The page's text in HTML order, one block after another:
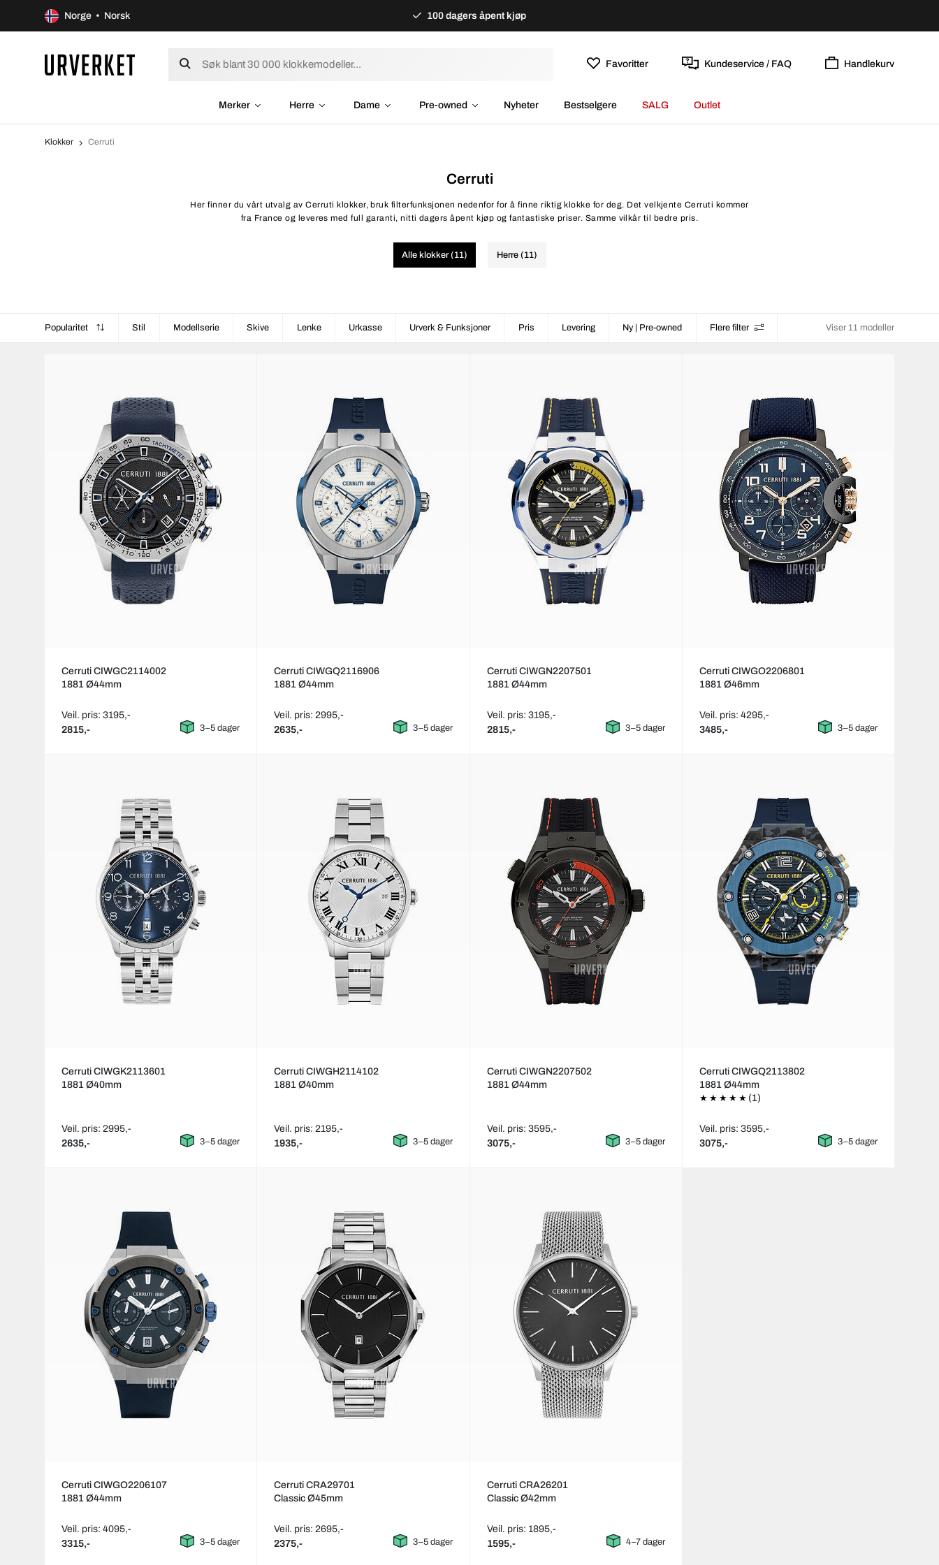
Norge • Norsk 100 dagers åpent kjøp
Favoritter Kundeservice / FAQ Handlekurv
Merker Herre Dame Pre-owned Nyheter Bestselgere SALG Outlet
Klokker Cerruti
Cerruti
Her finner du vårt utvalg av Cerruti klokker, bruk filterfunksjonen nedenfor for å finne riktig klokke for deg. Det velkjente Cerruti kommer
fra France og leveres med full garanti, nitti dagers åpent kjøp og fantastiske priser. Samme vilkår til bedre pris.
Alle klokker (11) Herre (11)
Popularitet Stil Modellserie Skive Lenke Urkasse Urverk & Funksjoner Pris Levering Ny | Pre-owned Flere filter Viser 11 modeller
Cerruti CIWGC2114002
1881 Ø44mm
Veil. pris: 3195,-
2815,- 3–5 dager
Cerruti CIWGQ2116906
1881 Ø44mm
Veil. pris: 2995,-
2635,- 3–5 dager
Cerruti CIWGN2207501
1881 Ø44mm
Veil. pris: 3195,-
2815,- 3–5 dager
Cerruti CIWGO2206801
1881 Ø46mm
Veil. pris: 4295,-
3485,- 3–5 dager
Cerruti CIWGK2113601
1881 Ø40mm
Veil. pris: 2995,-
2635,- 3–5 dager
Cerruti CIWGH2114102
1881 Ø40mm
Veil. pris: 2195,-
1935,- 3–5 dager
Cerruti CIWGN2207502
1881 Ø44mm
Veil. pris: 3595,-
3075,- 3–5 dager
Cerruti CIWGQ2113802
1881 Ø44mm
(1)
Veil. pris: 3595,-
3075,- 3–5 dager
Cerruti CIWGO2206107
1881 Ø44mm
Veil. pris: 4095,-
3315,- 3–5 dager
Cerruti CRA29701
Classic Ø45mm
Veil. pris: 2695,-
2375,- 3–5 dager
Cerruti CRA26201
Classic Ø42mm
Veil. pris: 1895,-
1595,- 4–7 dager